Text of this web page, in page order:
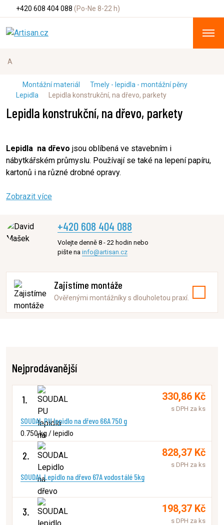
+420 608 404 088 (Po-Ne 8-22 h)
Montážní materiál
Tmely - lepidla - montážní pěny
Lepidla
Lepidla konstrukční, na dřevo, parkety
Lepidla konstrukční, na dřevo, parkety
Lepidla na dřevo jsou oblíbená ve stavebním i
nábytkářském průmyslu. Používají se také na lepení papíru,
kartonů i na různé drobné opravy.
Zobrazit více
+420 608 404 088
Volejte denně 8 - 22 hodin nebo
pište na info@artisan.cz
Zajistíme montáže
Ověřenými montážníky s dlouholetou praxí.
Nejprodávanější
1.
SOUDAL PU lepidlo na dřevo 66A 750 g
0.750 kg / lepidlo
330,86 Kč
s DPH za ks
2.
SOUDAL Lepidlo na dřevo 67A vodostálé 5kg
828,37 Kč
s DPH za ks
3. 198,37 Kč
s DPH za ks